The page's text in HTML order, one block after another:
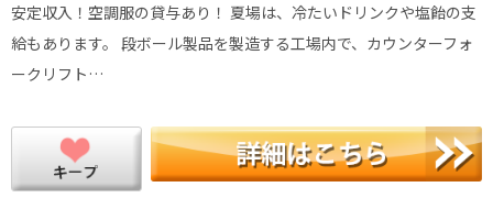
安定収入！空調服の貸与あり！ 夏場は、冷たいドリンクや塩飴の支
給もあります。 段ボール製品を製造する工場内で、カウンターフォ
ークリフト…